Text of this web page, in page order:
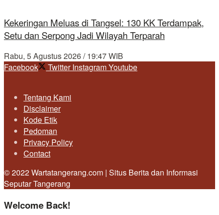
Kekeringan Meluas di Tangsel: 130 KK Terdampak,
Setu dan Serpong Jadi Wilayah Terparah
Rabu, 5 Agustus 2026 / 19:47 WIB
Facebook
Twitter InstagramYoutube
Tentang Kami
Disclaimer
Kode Etik
Pedoman
Privacy Policy
Contact
© 2022 Wartatangerang.com | Situs Berita dan Informasi
Seputar Tangerang
Welcome Back!